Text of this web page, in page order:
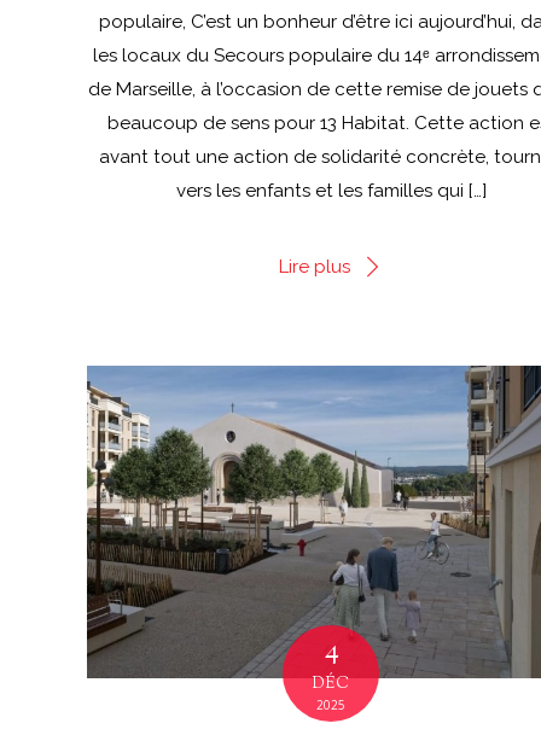
populaire, C’est un bonheur d’être ici aujourd’hui,
les locaux du Secours populaire du 14ᵉ
de Marseille, à l’occasion de cette remise de jouets
beaucoup de sens pour 13 Habitat. Cette action
avant tout une action de solidarité concrète,
vers les enfants et les familles qui […]
Lire plus
4
DÉC
2025